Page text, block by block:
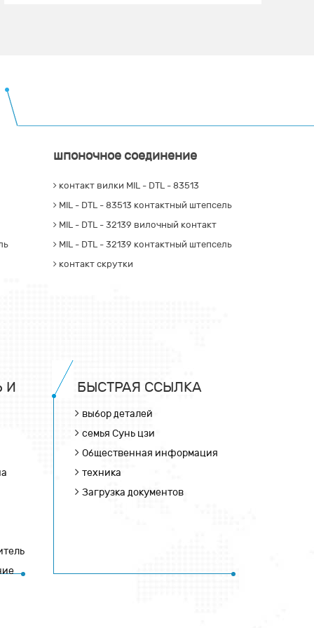
шпоночное соединение
контакт вилки MIL - DTL - 83513
MIL - DTL - 83513 контактный штепсель
MIL - DTL - 32139 вилочный контакт
MIL - DTL - 32139 контактный штепсель
контакт скрутки
И
БЫСТРАЯ ССЫЛКА
выбор деталей
семья Сунь цзи
Общественная информация
техника
Загрузка документов